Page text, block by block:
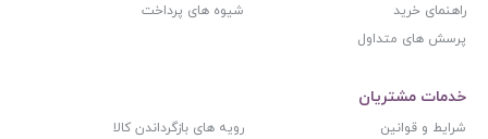
راهنمای خرید
شیوه های پرداخت
پرسش های متداول
خدمات مشتریان
شرایط و قوانین
رویه های بازگرداندن کالا